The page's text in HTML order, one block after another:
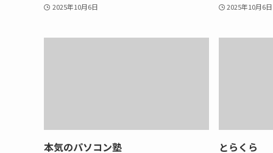
2025年10月6日 2025年10月6日
本気のパソコン塾 とらくら